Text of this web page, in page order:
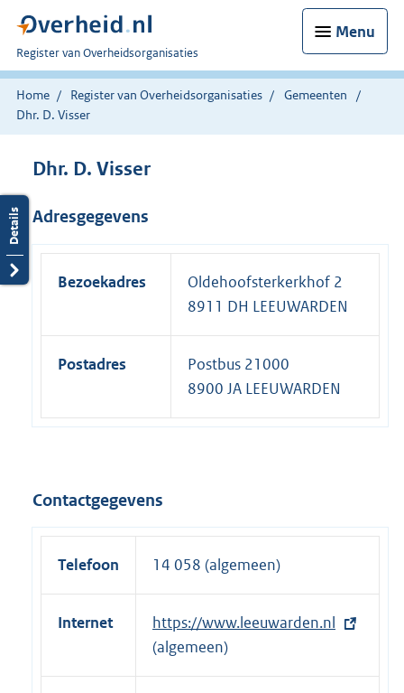
Menu
U
bent
nu
hier:
Register van Overheidsorganisaties
Home Register van Overheidsorganisaties
Gemeenten
Dhr. D. Visser
Dhr. D. Visser
Adresgegevens
Bezoekadres
Oldehoofsterkerkhof 2
8911 DH LEEUWARDEN
Postadres
Postbus 21000
8900 JA LEEUWARDEN
Contactgegevens
Telefoon 14 058 (algemeen)
Internet
E
x
t
https://www.leeuwarden.nl
(algemeen)